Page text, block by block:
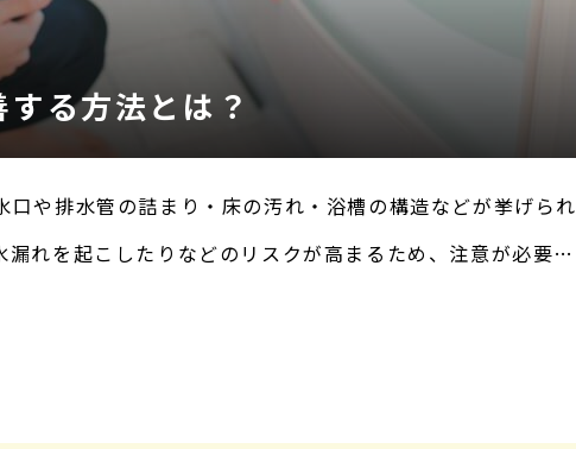
する方法とは？
や排水管の詰まり・床の汚れ・浴槽の構造などが挙げられ
れを起こしたりなどのリスクが高まるため、注意が必要で